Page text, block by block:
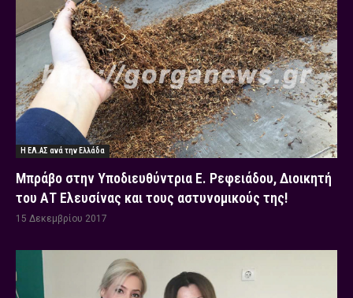
Η ΕΛ.ΑΣ ανά την Ελλάδα
Μπράβο στην Υποδιευθύντρια Ε. Ρεφειάδου, Διοικητή
του ΑΤ Ελευσίνας και τους αστυνομικούς της!
15 Δεκεμβρίου 2017